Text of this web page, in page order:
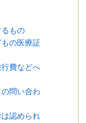
もの
の医療証
費などへ
問い合わ
認められ